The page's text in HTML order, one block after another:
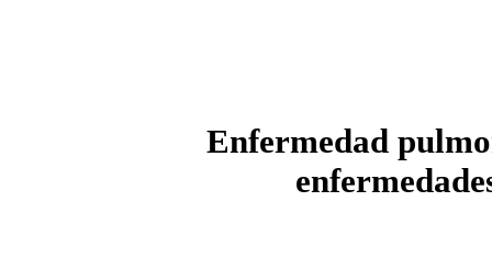
Enfermedad